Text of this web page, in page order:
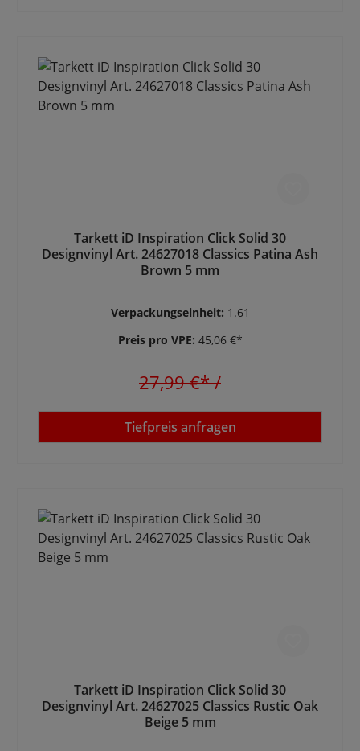
Tarkett iD Inspiration Click Solid 30
Designvinyl Art. 24627018 Classics Patina Ash
Brown 5 mm
Verpackungseinheit: 1.61
Preis pro VPE: 45,06 €*
27,99 €*/
Tiefpreis anfragen
Tarkett iD Inspiration Click Solid 30
Designvinyl Art. 24627025 Classics Rustic Oak
Beige 5 mm